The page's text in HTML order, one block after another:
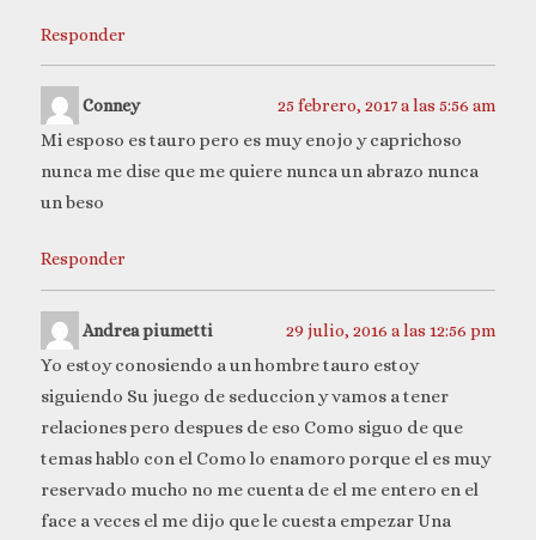
Responder
Conney 25 febrero, 2017 a las 5:56 am
Mi esposo es tauro pero es muy enojo y caprichoso
nunca me dise que me quiere nunca un abrazo nunca
un beso
Responder
Andrea piumetti 29 julio, 2016 a las 12:56 pm
Yo estoy conosiendo a un hombre tauro estoy
siguiendo Su juego de seduccion y vamos a tener
relaciones pero despues de eso Como siguo de que
temas hablo con el Como lo enamoro porque el es muy
reservado mucho no me cuenta de el me entero en el
face a veces el me dijo que le cuesta empezar Una